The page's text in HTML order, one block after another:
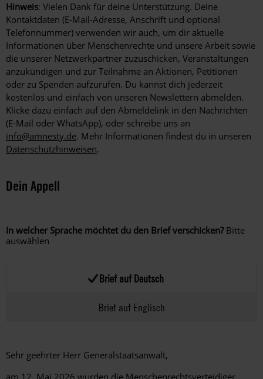
Hinweis: Vielen Dank für deine Unterstützung. Deine
Kontaktdaten (E-Mail-Adresse, Anschrift und optional
Telefonnummer) verwenden wir auch, um dir aktuelle
Informationen über Menschenrechte und unsere Arbeit sowie
die unserer Netzwerkpartner zuzuschicken, Veranstaltungen
anzukündigen und zur Teilnahme an Aktionen, Petitionen
oder zu Spenden aufzurufen. Du kannst dich jederzeit
kostenlos und einfach von unseren Newslettern abmelden.
Klicke dazu einfach auf den Abmeldelink in den Nachrichten
(E-Mail oder WhatsApp), oder schreibe uns an
info@amnesty.de. Mehr Informationen findest du in unseren
Datenschutzhinweisen.
Dein Appell
In welcher Sprache möchtet du den Brief verschicken? Bitte
auswählen
Brief auf Deutsch
Brief auf Englisch
Sehr geehrter Herr Generalstaatsanwalt,